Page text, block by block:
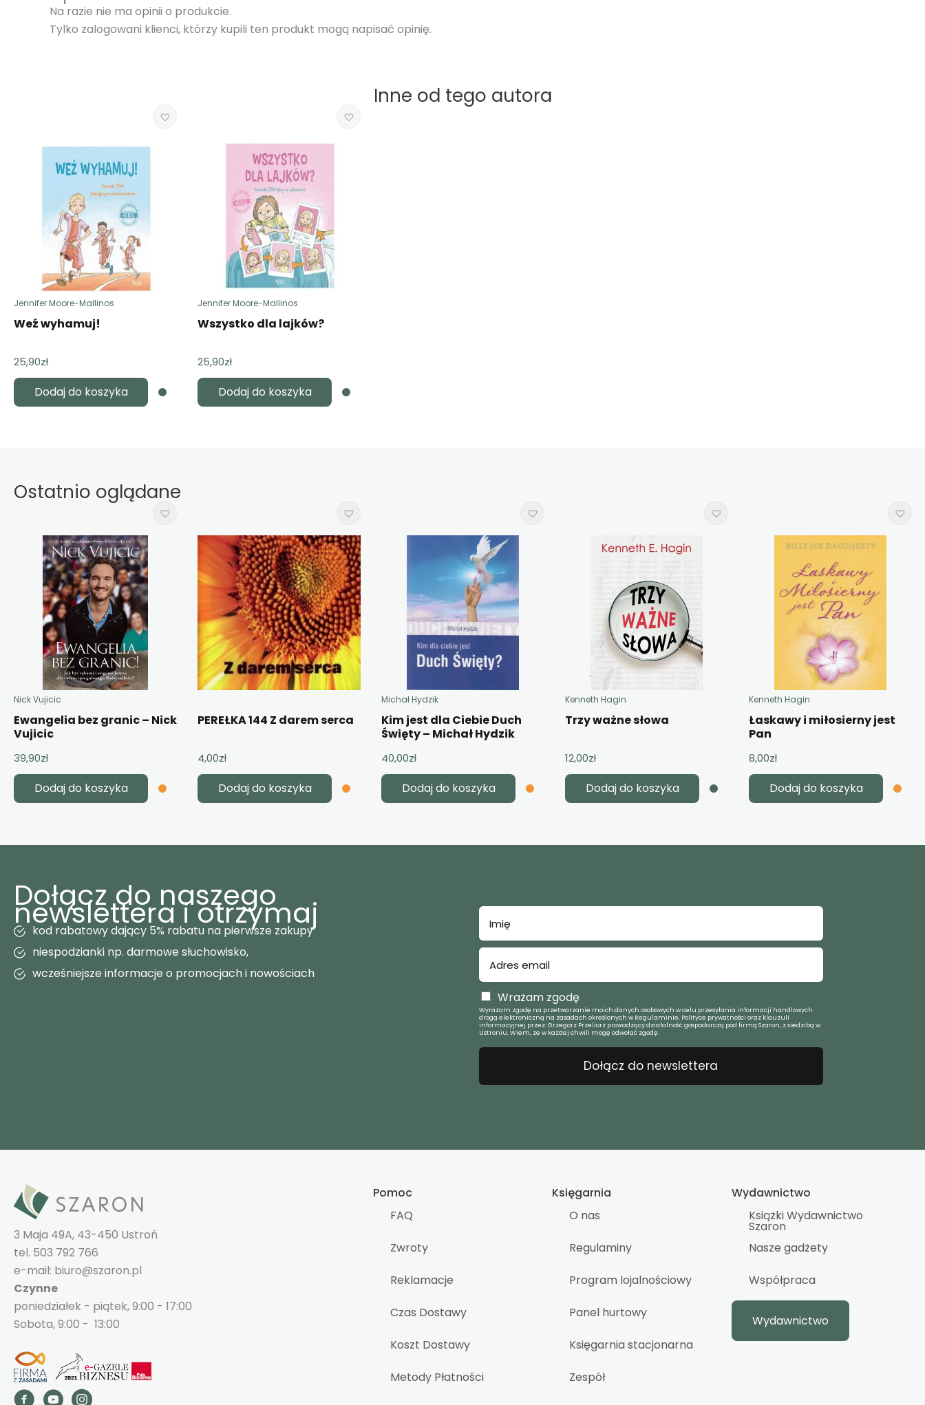
Na razie nie ma opinii o produkcie.
Tylko zalogowani klienci, którzy kupili ten produkt mogą napisać opinię.
Inne od tego autora
Jennifer Moore-Mallinos
Weź wyhamuj!
25,90zł
Dodaj do koszyka
Jennifer Moore-Mallinos
Wszystko dla lajków?
25,90zł
Dodaj do koszyka
Ostatnio oglądane
Nick Vujicic
Ewangelia bez granic – Nick
Vujicic
39,90zł
Dodaj do koszyka
PEREŁKA 144 Z darem serca
4,00zł
Dodaj do koszyka
Michał Hydzik
Kim jest dla Ciebie Duch
Święty – Michał Hydzik
40,00zł
Dodaj do koszyka
Kenneth Hagin
Trzy ważne słowa
12,00zł
Dodaj do koszyka
Kenneth Hagin
Łaskawy i miłosierny jest
Pan
8,00zł
Dodaj do koszyka
Dołącz do naszego
newslettera i otrzymaj
kod rabatowy dający 5% rabatu na pierwsze zakupy
niespodzianki np. darmowe słuchowisko,
wcześniejsze informacje o promocjach i nowościach
Wrażam zgodę
Wyrażam zgodę na przetwarzanie moich danych osobowych w celu przesyłania informacji handlowych
drogą elektroniczną na zasadach określonych w Regulaminie, Polityce prywatności oraz klauzuli
informacyjnej przez: Grzegorz Przeliorz prowadzący działalność gospodarczą pod firmą Szaron, z siedzibą w
Ustroniu. Wiem, że w każdej chwili mogę odwołać zgodę.
Dołącz do newslettera
3 Maja 49A, 43-450 Ustroń
tel. 503 792 766
e-mail: biuro@szaron.pl
Czynne
poniedziałek - piątek, 9:00 - 17:00
Sobota, 9:00 - 13:00
Pomoc
FAQ
Zwroty
Reklamacje
Czas Dostawy
Koszt Dostawy
Metody Płatności
Księgarnia
O nas
Regulaminy
Program lojalnościowy
Panel hurtowy
Księgarnia stacjonarna
Zespół
Wydawnictwo
Książki Wydawnictwo
Szaron
Nasze gadżety
Współpraca
Wydawnictwo